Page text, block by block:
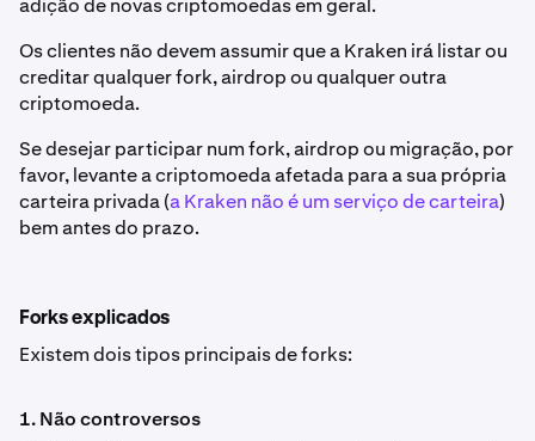
adição de novas criptomoedas em geral.
Os clientes não devem assumir que a Kraken irá listar ou
creditar qualquer fork, airdrop ou qualquer outra
criptomoeda.
Se desejar participar num fork, airdrop ou migração, por
favor, levante a criptomoeda afetada para a sua própria
carteira privada (a Kraken não é um serviço de carteira)
bem antes do prazo.
Forks explicados
Existem dois tipos principais de forks:
1. Não controversos